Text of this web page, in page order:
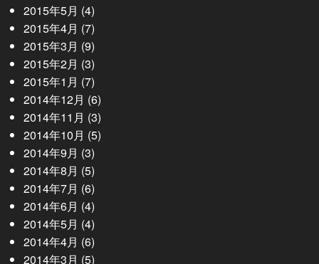
2015年5月 (4)
2015年4月 (7)
2015年3月 (9)
2015年2月 (3)
2015年1月 (7)
2014年12月 (6)
2014年11月 (3)
2014年10月 (5)
2014年9月 (3)
2014年8月 (5)
2014年7月 (6)
2014年6月 (4)
2014年5月 (4)
2014年4月 (6)
2014年3月 (5)